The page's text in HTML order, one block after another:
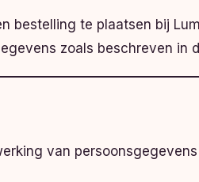
bestelling te plaatsen bij
zoals beschreven in
van persoonsgegevens